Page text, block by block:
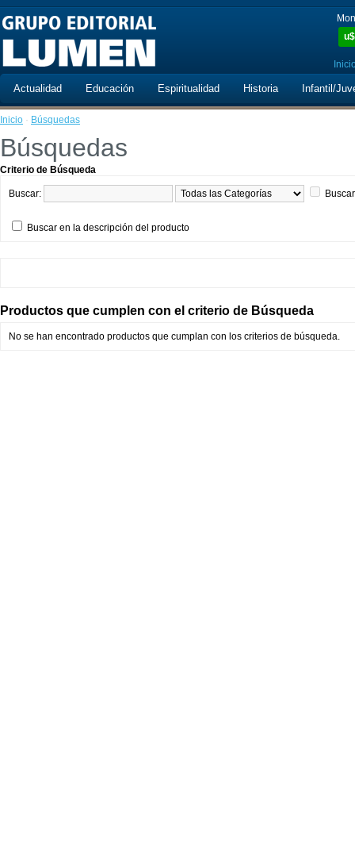
u$
Actualidad Educación Espiritualidad Historia Infantil/
Inicio · Búsquedas
Búsquedas
Criterio de Búsqueda
Buscar:
Buscar en la descripción del producto
Productos que cumplen con el criterio de Búsqueda
No se han encontrado productos que cumplan con los criterios de búsqueda.